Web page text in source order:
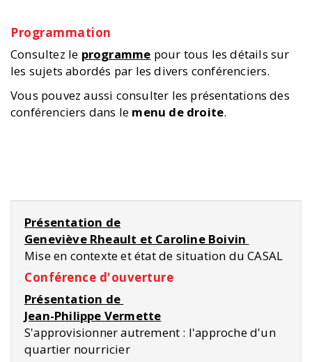
Programmation
Consultez le programme pour tous les détails sur
les sujets abordés par les divers conférenciers.
Vous pouvez aussi consulter les présentations des
conférenciers dans le menu de droite.
Présentation de
Geneviève Rheault et Caroline Boivin
Mise en contexte et état de situation du CASAL
Conférence d'ouverture
Présentation de
Jean-Philippe Vermette
S'approvisionner autrement : l'approche d'un
quartier nourricier